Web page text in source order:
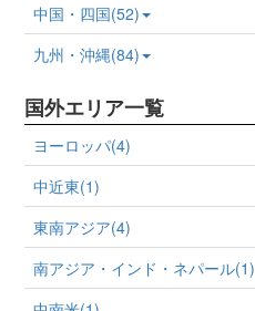
中国・四国(52)
九州・沖縄(84)
国外エリア一覧
ヨーロッパ(4)
中近東(1)
東南アジア(4)
南アジア・インド・ネパール(1)